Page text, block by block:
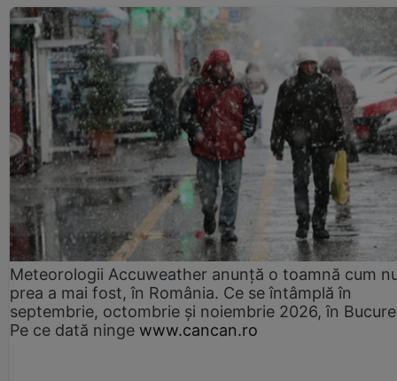
Meteorologii Accuweather anunță o toamnă cum
prea a mai fost, în România. Ce se întâmplă în
septembrie, octombrie și noiembrie 2026, în
Pe ce dată ninge www.cancan.ro